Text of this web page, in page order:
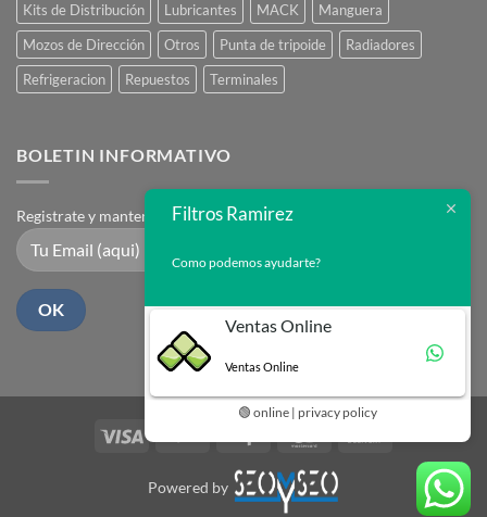
Kits de Distribución
Lubricantes MACK
Manguera
Mozos de Dirección
Otros Punta de tripoide
Radiadores
Refrigeracion
Repuestos Terminales
BOLETIN INFORMATIVO
Registrate y mantente en contacto
Visa
Delivery
Powered by
Filtros Ramirez
Como podemos ayudarte?
Ventas Online
Ventas Online
🟢 online | privacy policy